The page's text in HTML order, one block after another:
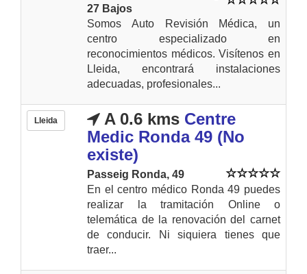
27 Bajos
Somos Auto Revisión Médica, un
centro especializado en
reconocimientos médicos. Visítenos en
Lleida, encontrará instalaciones
adecuadas, profesionales...
Lleida A 0.6 kms Centre
Medic Ronda 49 (No
existe)
Passeig Ronda, 49
En el centro médico Ronda 49 puedes
realizar la tramitación Online o
telemática de la renovación del carnet
de conducir. Ni siquiera tienes que
traer...